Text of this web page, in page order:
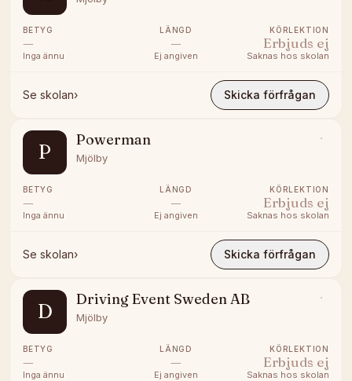
BETYG
—
Inga ännu
LÄNGD
—
Ej angiven
KÖRLEKTION
Erbjuds ej
Saknas hos skolan
Se skolan› Skicka förfrågan
P
Powerman
Mjölby
BETYG
—
Inga ännu
LÄNGD
—
Ej angiven
KÖRLEKTION
Erbjuds ej
Saknas hos skolan
Se skolan› Skicka förfrågan
D
Driving Event Sweden AB
Mjölby
BETYG
—
Inga ännu
LÄNGD
—
Ej angiven
KÖRLEKTION
Erbjuds ej
Saknas hos skolan